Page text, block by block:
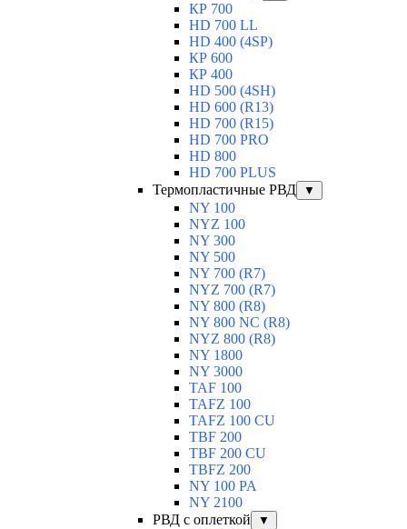
КР 700
HD 700 LL
HD 400 (4SP)
КР 600
КР 400
HD 500 (4SН)
HD 600 (R13)
HD 700 (R15)
HD 700 PRO
HD 800
HD 700 PLUS
Термопластичные РВД
▼
NY 100
NYZ 100
NY 300
NY 500
NY 700 (R7)
NYZ 700 (R7)
NY 800 (R8)
NY 800 NC (R8)
NYZ 800 (R8)
NY 1800
NY 3000
TAF 100
TAFZ 100
TAFZ 100 CU
TBF 200
TBF 200 CU
TBFZ 200
NY 100 PA
NY 2100
РВД с оплеткой
▼